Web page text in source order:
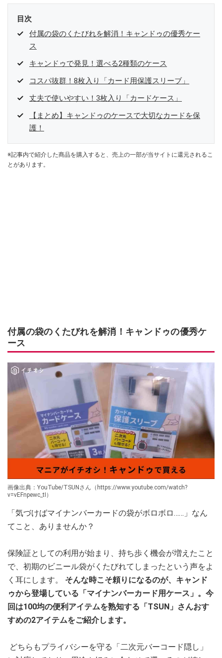
目次
付属の袋のくたびれを解消！キャンドゥの優秀ケー
ス
キャンドゥで発見！選べる2種類のケース
コスパ抜群！8枚入り「カード用保護スリーブ」
丈夫で使いやすい！3枚入り「カードケース」
【まとめ】キャンドゥのケースで大切なカードを保
護！
※記事内で紹介した商品を購入すると、売上の一部が当サイトに還元されるこ
とがあります。
付属の袋のくたびれを解消！キャンドゥの優秀ケ
ース
画像出典：YouTube/TSUNさん（https://www.youtube.com/watch?
v=vEFnpewc_tI）
「気づけばマイナンバーカードの袋がボロボロ……」なん
てこと、ありませんか？
保険証としての利用が始まり、持ち歩く機会が増えたこと
で、初期のビニール袋がくたびれてしまったという声をよ
く耳にします。 そんな時こそ頼りになるのが、キャンド
ゥから登場している「マイナンバーカード用ケース」。今
回は100均の便利アイテムを熟知する「TSUN」さんおす
すめの2アイテムをご紹介します。
どちらもプライバシーを守る「二次元バーコード隠し」